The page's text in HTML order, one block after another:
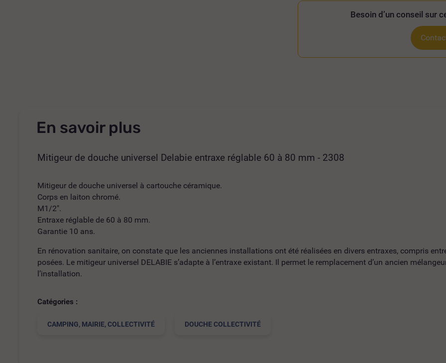
Besoin d’un conseil sur
En savoir plus
Mitigeur de douche universel Delabie entraxe réglable 60 à 80 mm - 2308
Mitigeur de douche universel à cartouche céramique.
Corps en laiton chromé.
M1/2".
Entraxe réglable de 60 à 80 mm.
Garantie 10 ans.
En rénovation sanitaire, on constate que les anciennes installations ont été réalisées en divers entraxes, compris
posées. Le mitigeur universel DELABIE s’adapte à l’entraxe existant. Il permet le remplacement d’un ancien
l’installation.
Catégories :
CAMPING, MAIRIE, COLLECTIVITÉ DOUCHE COLLECTIVITÉ